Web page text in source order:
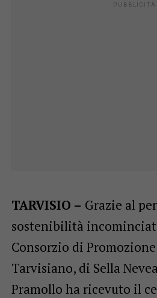
TARVISIO – Grazie al
sostenibilità
Consorzio di
Tarvisiano, di Sella
Pramollo ha ricevuto il